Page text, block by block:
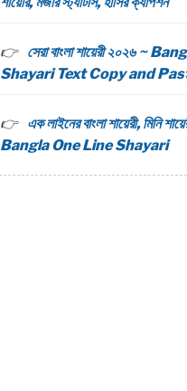
সেরা বাংলা শায়েরী ২০২৬ ~
Shayari Text Copy and
এক লাইনের বাংলা শায়েরী, মিনি
Bangla One Line Shayari